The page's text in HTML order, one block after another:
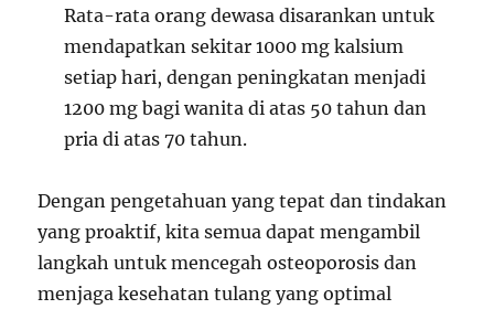
Rata-rata orang dewasa disarankan untuk
mendapatkan sekitar 1000 mg kalsium
setiap hari, dengan peningkatan menjadi
1200 mg bagi wanita di atas 50 tahun dan
pria di atas 70 tahun.
Dengan pengetahuan yang tepat dan tindakan
yang proaktif, kita semua dapat mengambil
langkah untuk mencegah osteoporosis dan
menjaga kesehatan tulang yang optimal